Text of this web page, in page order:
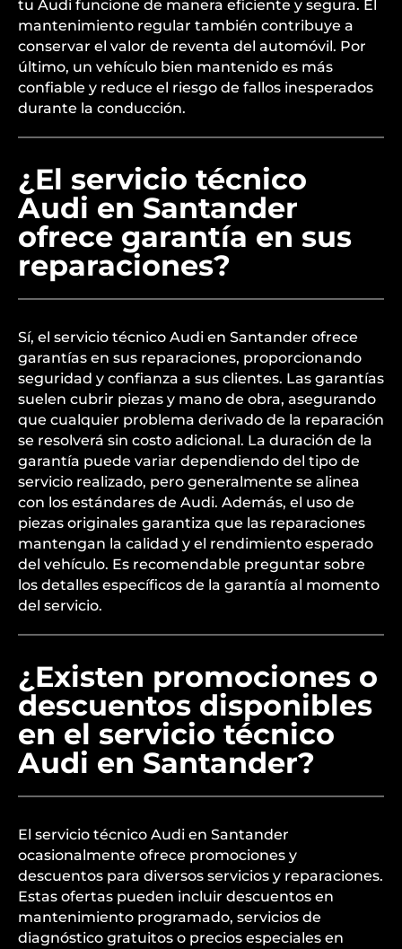
tu Audi funcione de manera eficiente y segura. El
mantenimiento regular también contribuye a
conservar el valor de reventa del automóvil. Por
último, un vehículo bien mantenido es más
confiable y reduce el riesgo de fallos inesperados
durante la conducción.
¿El servicio técnico
Audi en Santander
ofrece garantía en sus
reparaciones?
Sí, el servicio técnico Audi en Santander ofrece
garantías en sus reparaciones, proporcionando
seguridad y confianza a sus clientes. Las garantías
suelen cubrir piezas y mano de obra, asegurando
que cualquier problema derivado de la reparación
se resolverá sin costo adicional. La duración de la
garantía puede variar dependiendo del tipo de
servicio realizado, pero generalmente se alinea
con los estándares de Audi. Además, el uso de
piezas originales garantiza que las reparaciones
mantengan la calidad y el rendimiento esperado
del vehículo. Es recomendable preguntar sobre
los detalles específicos de la garantía al momento
del servicio.
¿Existen promociones o
descuentos disponibles
en el servicio técnico
Audi en Santander?
El servicio técnico Audi en Santander
ocasionalmente ofrece promociones y
descuentos para diversos servicios y reparaciones.
Estas ofertas pueden incluir descuentos en
mantenimiento programado, servicios de
diagnóstico gratuitos o precios especiales en